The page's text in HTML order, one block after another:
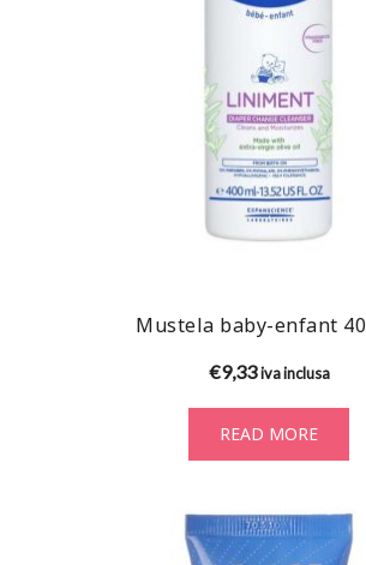
Mustela baby-enfant
€9,33 iva inclusa
READ MORE